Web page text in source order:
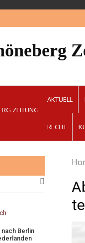
AKTUELL
RECHT
Berlin